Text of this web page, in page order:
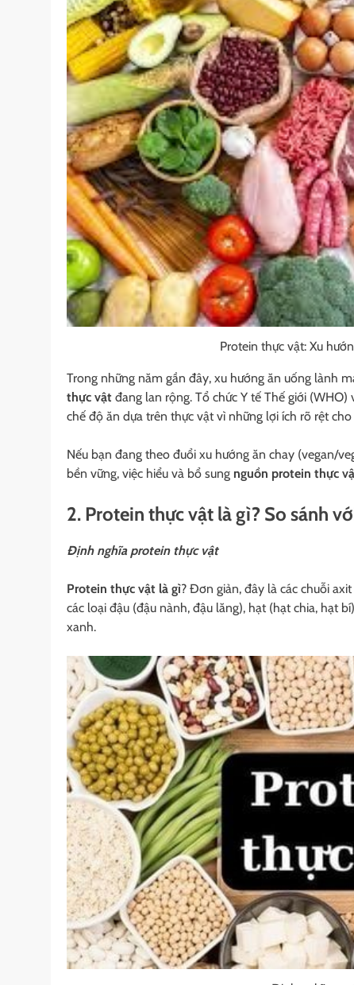
Protein thực vật: Xu
Trong những năm gần đây, xu hướng ăn uống lành
thực vật đang lan rộng. Tổ chức Y tế Thế giới (WHO)
chế độ ăn dựa trên thực vật vì những lợi ích rõ rệt
Nếu bạn đang theo đuổi xu hướng ăn chay (vegan/
bền vững, việc hiểu và bổ sung nguồn protein thực
2. Protein thực vật là gì? So sánh
Định nghĩa protein thực vật
Protein thực vật là gì? Đơn giản, đây là các chuỗi
các loại đậu (đậu nành, đậu lăng), hạt (hạt chia, hạt
xanh.